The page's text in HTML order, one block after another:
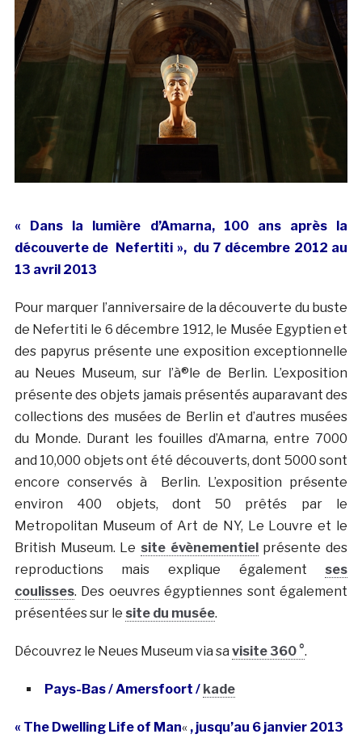
« Dans la lumière d’Amarna, 100 ans après la
découverte de Nefertiti », du 7 décembre 2012 au
13 avril 2013
Pour marquer l’anniversaire de la découverte du buste
de Nefertiti le 6 décembre 1912, le Musée Egyptien et
des papyrus présente une exposition exceptionnelle
au Neues Museum, sur l’à®le de Berlin. L’exposition
présente des objets jamais présentés auparavant des
collections des musées de Berlin et d’autres musées
du Monde. Durant les fouilles d’Amarna, entre 7000
and 10,000 objets ont été découverts, dont 5000 sont
encore conservés à Berlin. L’exposition présente
environ 400 objets, dont 50 prêtés par le
Metropolitan Museum of Art de NY, Le Louvre et le
British Museum. Le site évènementiel présente des
reproductions mais explique également ses
coulisses. Des oeuvres égyptiennes sont également
présentées sur le site du musée.
Découvrez le Neues Museum via sa visite 360 °.
Pays-Bas / Amersfoort / kade
« The Dwelling Life of Man« , jusqu’au 6 janvier 2013